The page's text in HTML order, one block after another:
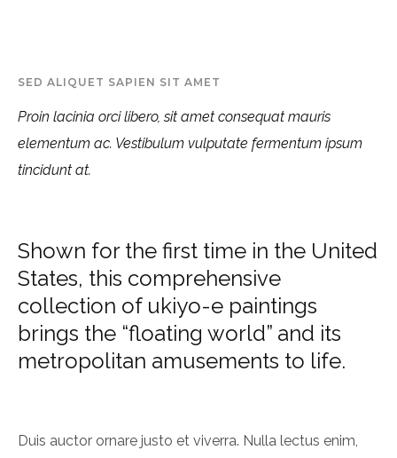
SED ALIQUET SAPIEN SIT AMET
Proin lacinia orci libero, sit amet consequat mauris
elementum ac. Vestibulum vulputate fermentum ipsum
tincidunt at.
Shown for the first time in the United
States, this comprehensive
collection of ukiyo-e paintings
brings the “floating world” and its
metropolitan amusements to life.
Duis auctor ornare justo et viverra. Nulla lectus enim,